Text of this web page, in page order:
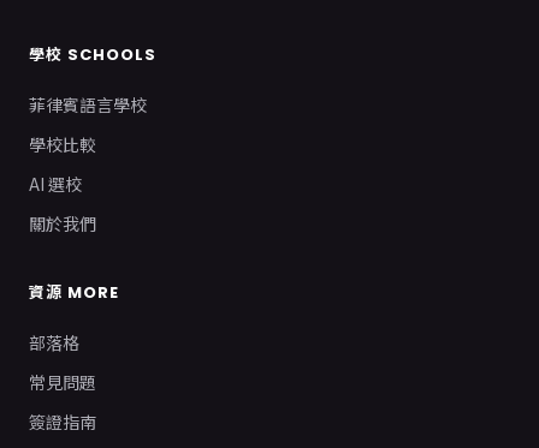
學校 SCHOOLS
菲律賓語言學校
學校比較
AI 選校
關於我們
資源 MORE
部落格
常見問題
簽證指南